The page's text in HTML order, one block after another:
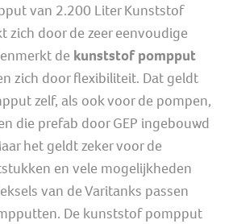
van 2.200 Liter Kunststof
zich door de zeer eenvoudige
de kunststof pompput
zich door flexibiliteit. Dat geldt
zelf, als ook voor de pompen,
die prefab door GEP ingebouwd
het geldt zeker voor de
en vele mogelijkheden
van de Varitanks passen
De kunststof pompput